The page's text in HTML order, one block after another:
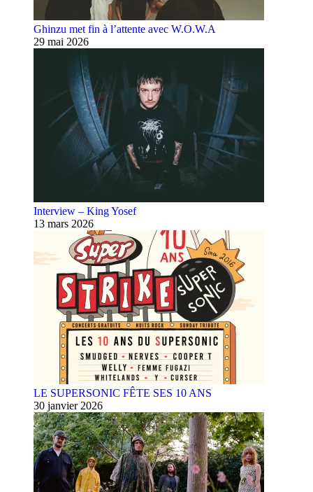
Ghinzu met fin à l’attente avec W.O.W.A
29 mai 2026
Interview – King Yosef
13 mars 2026
LE SUPERSONIC FÊTE SES 10 ANS
30 janvier 2026